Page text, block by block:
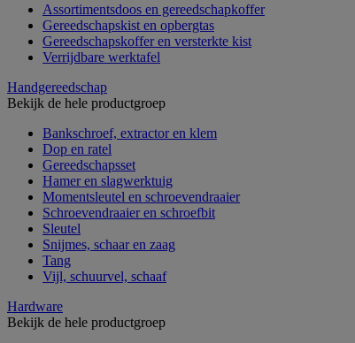
Assortimentsdoos en gereedschapkoffer
Gereedschapskist en opbergtas
Gereedschapskoffer en versterkte kist
Verrijdbare werktafel
Handgereedschap
Bekijk de hele productgroep
Bankschroef, extractor en klem
Dop en ratel
Gereedschapsset
Hamer en slagwerktuig
Momentsleutel en schroevendraaier
Schroevendraaier en schroefbit
Sleutel
Snijmes, schaar en zaag
Tang
Vijl, schuurvel, schaaf
Hardware
Bekijk de hele productgroep